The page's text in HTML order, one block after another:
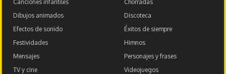
Canciones infantiles
Chorradas
Dibujos animados
Discoteca
Efectos de sonido
Éxitos de siempre
Festividades
Himnos
Mensajes
Personajes y frases
TV y cine
Videojuegos